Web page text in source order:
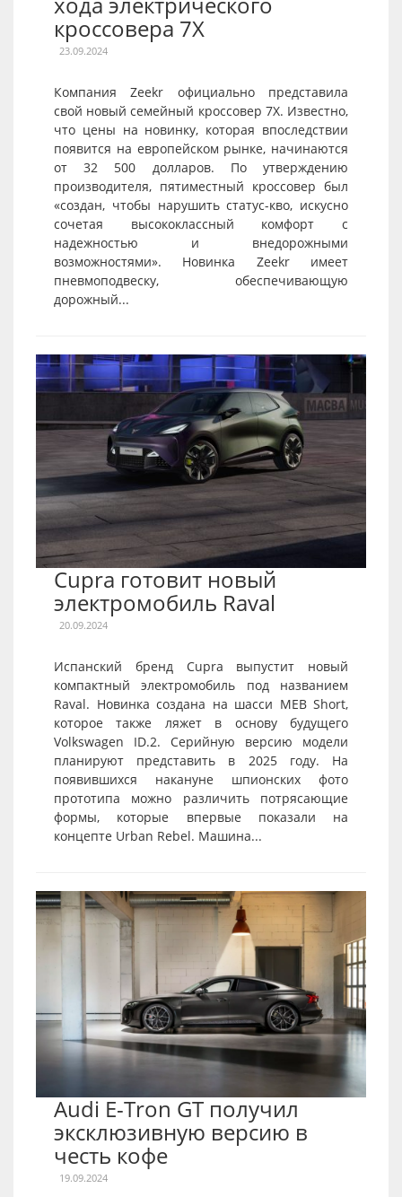
кроссовера 7X
23.09.2024
Компания Zeekr официально представила
свой новый семейный кроссовер 7X. Известно,
что цены на новинку, которая впоследствии
появится на европейском рынке, начинаются
от 32 500 долларов. По утверждению
производителя, пятиместный кроссовер был
«создан, чтобы нарушить статус-кво, искусно
сочетая высококлассный комфорт с
надежностью и внедорожными
возможностями». Новинка Zeekr имеет
пневмоподвеску, обеспечивающую
дорожный...
Cupra готовит новый
электромобиль Raval
20.09.2024
Испанский бренд Cupra выпустит новый
компактный электромобиль под названием
Raval. Новинка создана на шасси MEB Short,
которое также ляжет в основу будущего
Volkswagen ID.2. Серийную версию модели
планируют представить в 2025 году. На
появившихся накануне шпионских фото
прототипа можно различить потрясающие
формы, которые впервые показали на
концепте Urban Rebel. Машина...
Audi E-Tron GT получил
эксклюзивную версию в
честь кофе
19.09.2024